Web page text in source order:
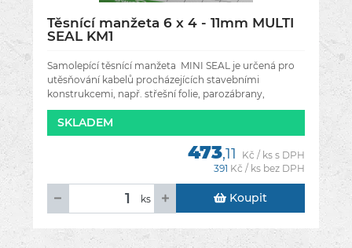
Těsnící manžeta 6 x 4 - 11mm MULTI
SEAL KM1
Samolepící těsnící manžeta MINI SEAL je určená pro
utěsňování kabelů procházejících stavebními
konstrukcemi, např. střešní folie, parozábrany,
stěnami, střechou, podkrovím a
SKLADEM
473,11
Kč / ks s DPH
391 Kč / ks bez DPH
ks Koupit